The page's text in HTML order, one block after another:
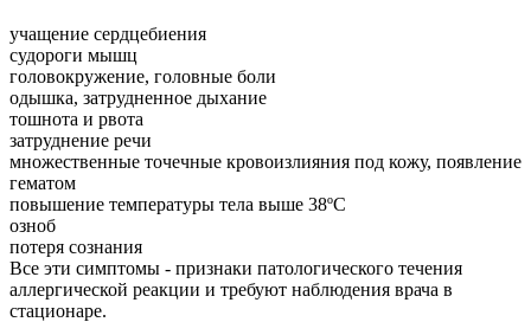
учащение сердцебиения
судороги мышц
головокружение, головные боли
одышка, затрудненное дыхание
тошнота и рвота
затруднение речи
множественные точечные кровоизлияния под кожу, появление
гематом
повышение температуры тела выше 38ºС
озноб
потеря сознания
Все эти симптомы - признаки патологического течения
аллергической реакции и требуют наблюдения врача в
стационаре.